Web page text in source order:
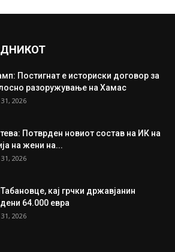
Постигнат е историски договор за
разоружување на Хамас
31, 2026
Потврден новиот состав на ИК на
на жени на...
31, 2026
кај грчки државјанин
64.000 евра
31, 2026